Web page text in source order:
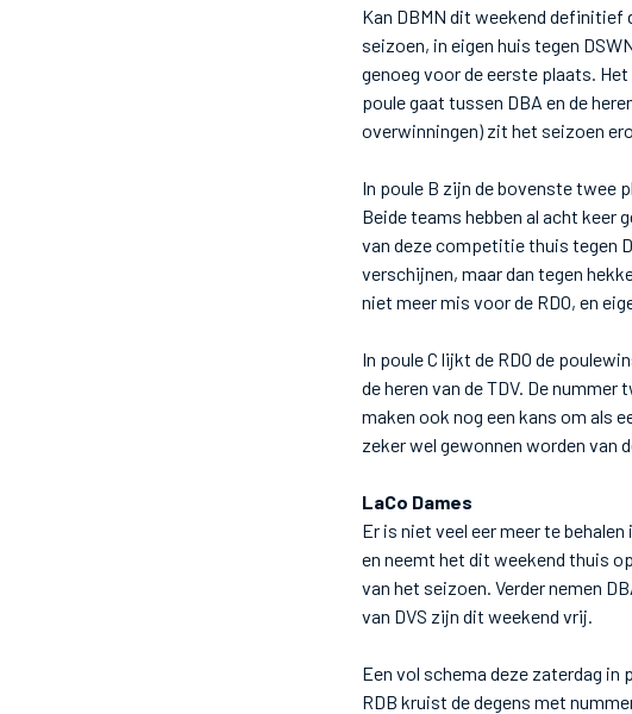
Kan DBMN dit weekend definitief
seizoen, in eigen huis tegen
genoeg voor de eerste plaats.
poule gaat tussen DBA en de
overwinningen) zit het seizoen
In poule B zijn de bovenste twee
Beide teams hebben al acht keer
van deze competitie thuis tegen
verschijnen, maar dan tegen
niet meer mis voor de RDO, en
In poule C lijkt de RDO de
de heren van de TDV. De nummer
maken ook nog een kans om als
zeker wel gewonnen worden van
LaCo Dames
Er is niet veel eer meer te
en neemt het dit weekend thuis
van het seizoen. Verder nemen
van DVS zijn dit weekend vrij.
Een vol schema deze zaterdag
RDB kruist de degens met